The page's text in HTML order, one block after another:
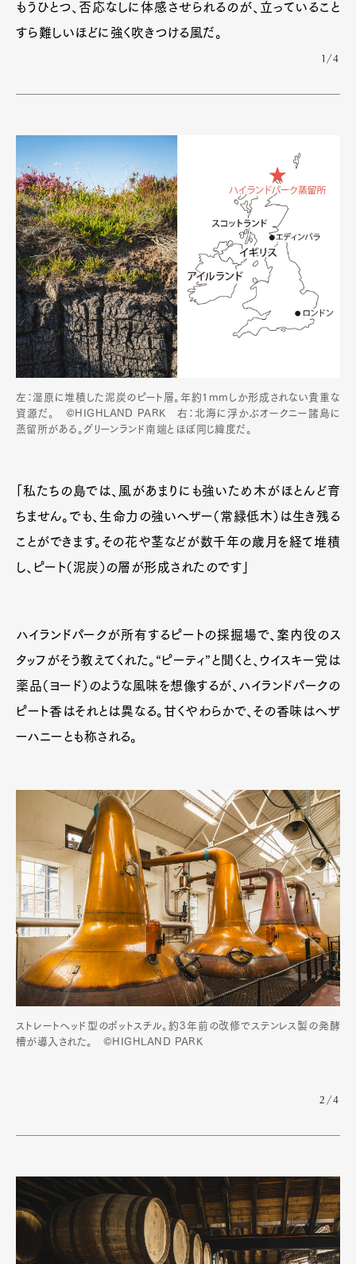
ProductCultureLifestyle
Pen Membership
Official Columnist
About
Contact
Pen Meet
Pen international Pen tw
もうひとつ、否応なしに体感させられるのが、立っていること
すら難しいほどに強く吹きつける風だ。
1/4
左：湿原に堆積した泥炭のピート層。年約1mmしか形成されない貴重な
資源だ。 ©HIGHLAND PARK 右：北海に浮かぶオークニー諸島に
蒸留所がある。グリーンランド南端とほぼ同じ緯度だ。
「私たちの島では、風があまりにも強いため木がほとんど育
ちません。でも、生命力の強いヘザー（常緑低木）は生き残る
ことができます。その花や茎などが数千年の歳月を経て堆積
し、ピート（泥炭）の層が形成されたのです」
ハイランドパークが所有するピートの採掘場で、案内役のス
タッフがそう教えてくれた。“ピーティ”と聞くと、ウイスキー党は
薬品（ヨード）のような風味を想像するが、ハイランドパークの
ピート香はそれとは異なる。甘くやわらかで、その香味はヘザ
ーハニーとも称される。
ストレートヘッド型のポットスチル。約3年前の改修でステンレス製の発酵
槽が導入された。 ©HIGHLAND PARK
2/4